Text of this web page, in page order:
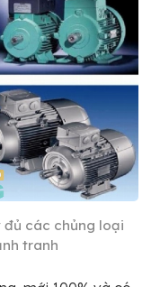
đủ các chủng loại
tranh